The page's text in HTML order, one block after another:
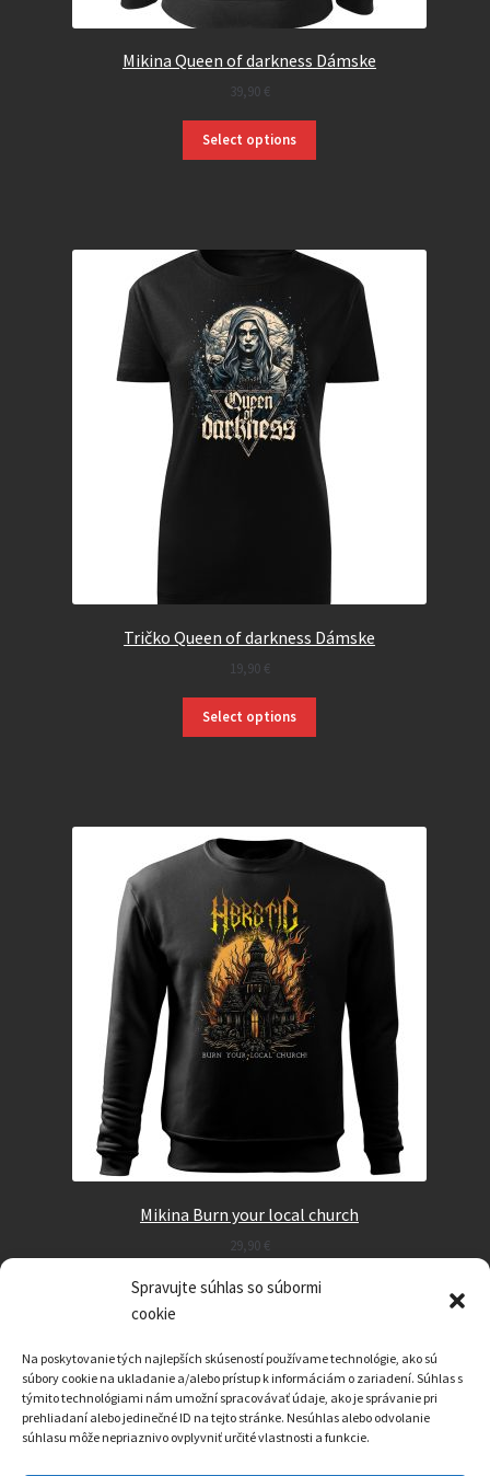
Spravujte súhlas so súbormi
cookie
Na poskytovanie tých najlepších skúseností používame technológie, ako sú
súbory cookie na ukladanie a/alebo prístup k informáciám o zariadení. Súhlas s
týmito technológiami nám umožní spracovávať údaje, ako je správanie pri
prehliadaní alebo jedinečné ID na tejto stránke. Nesúhlas alebo odvolanie
súhlasu môže nepriaznivo ovplyvniť určité vlastnosti a funkcie.
Mikina Queen of darkness Dámske
39,90 €
Select options
Tričko Queen of darkness Dámske
19,90 €
Select options
Mikina Burn your local church
29,90 €
Select options